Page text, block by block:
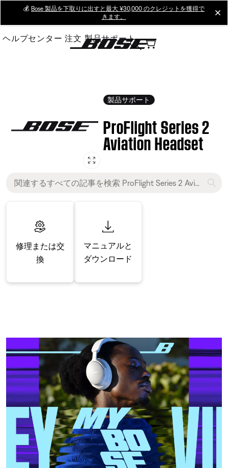
Main
💰 Bose 製品を下取りに出すと最大 ¥30,000 のクレジットを獲得で
きます。
ヘルプセンター 注文 製品サポート
製品サポート
ProFlight Series 2
Aviation Headset
修理または交
換
マニュアルと
ダウンロード